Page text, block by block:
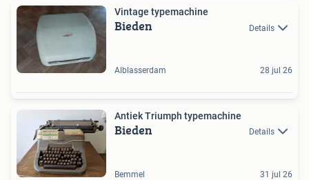
Vintage typemachine
Bieden Details
Alblasserdam 28 jul 26
Antiek Triumph typemachine
Bieden Details
Bemmel 31 jul 26